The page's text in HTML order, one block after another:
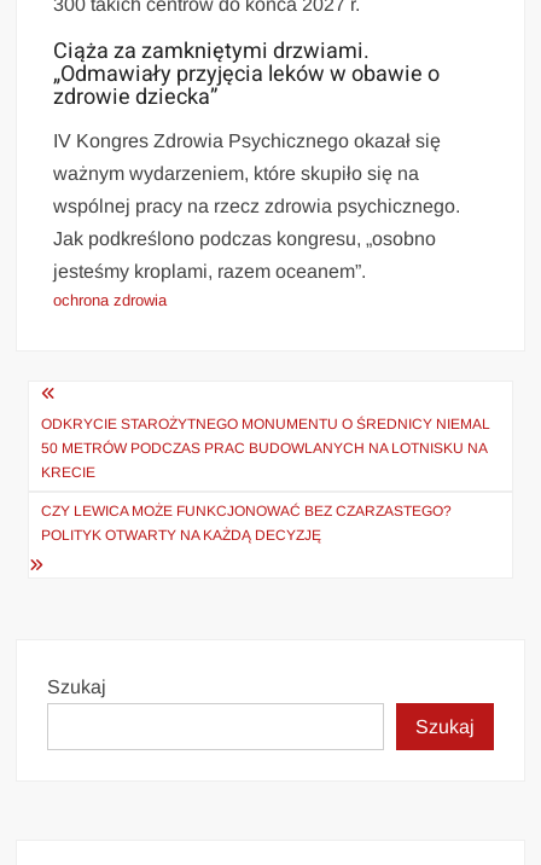
300 takich centrów do końca 2027 r.
Ciąża za zamkniętymi drzwiami.
„Odmawiały przyjęcia leków w obawie o
zdrowie dziecka”
IV Kongres Zdrowia Psychicznego okazał się
ważnym wydarzeniem, które skupiło się na
wspólnej pracy na rzecz zdrowia psychicznego.
Jak podkreślono podczas kongresu, „osobno
jesteśmy kroplami, razem oceanem”.
ochrona zdrowia
Nawigacja
wpisu
ODKRYCIE STAROŻYTNEGO MONUMENTU O ŚREDNICY NIEMAL
50 METRÓW PODCZAS PRAC BUDOWLANYCH NA LOTNISKU NA
KRECIE
CZY LEWICA MOŻE FUNKCJONOWAĆ BEZ CZARZASTEGO?
POLITYK OTWARTY NA KAŻDĄ DECYZJĘ
Szukaj
Szukaj